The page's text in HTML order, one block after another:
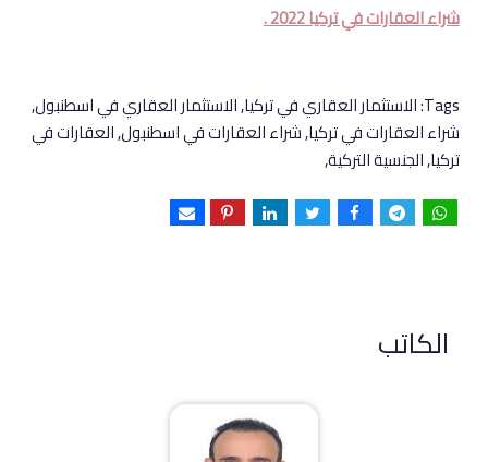
شراء العقارات في تركيا 2022 .
Tags: الاستثمار العقاري في تركيا, الاستثمار العقاري في اسطنبول,
شراء العقارات في تركيا, شراء العقارات في اسطنبول, العقارات في
تركيا, الجنسية التركية,
الكاتب